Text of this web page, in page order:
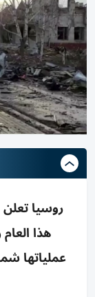
هذا